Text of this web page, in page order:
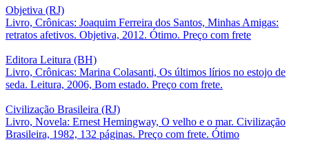
Objetiva (RJ)
Livro, Crônicas: Joaquim Ferreira dos Santos, Minhas Amigas:
retratos afetivos. Objetiva, 2012. Ótimo. Preço com frete
Editora Leitura (BH)
Livro, Crônicas: Marina Colasanti, Os últimos lírios no estojo de
seda. Leitura, 2006, Bom estado. Preço com frete.
Civilização Brasileira (RJ)
Livro, Novela: Ernest Hemingway, O velho e o mar. Civilização
Brasileira, 1982, 132 páginas. Preço com frete. Ótimo